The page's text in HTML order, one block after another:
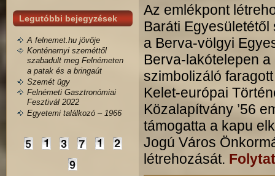
Legutóbbi bejegyzések
A felnemet.hu jövője
Konténernyi szeméttől
szabadult meg Felnémeten
a patak és a bringaút
Szemét ügy
Felnémeti Gasztronómiai
Fesztivál 2022
Egyetemi találkozó – 1966
Az emlékpont
Baráti
a Berva-völgyi
Berva-lakótelepen
szimbolizáló
Kelet-európai
Közalapítvány ’56
támogatta a kapu
Jogú Város
létrehozását.